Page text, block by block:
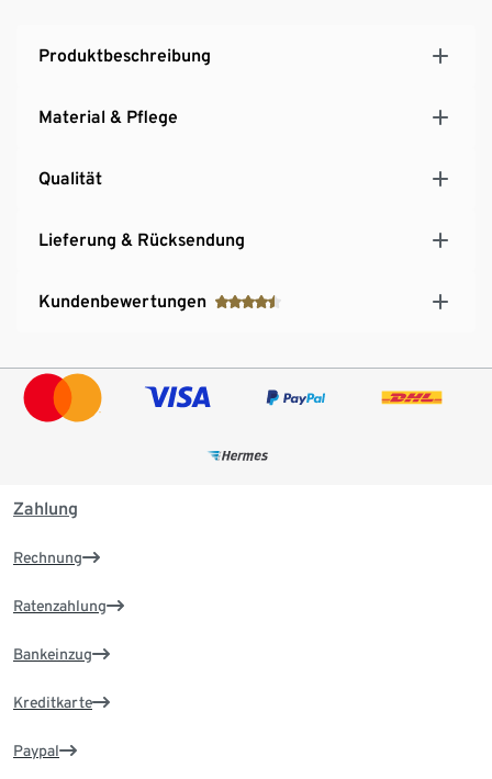
Produktbeschreibung
Material & Pflege
Qualität
Lieferung & Rücksendung
Kundenbewertungen
Zahlung
Rechnung
Ratenzahlung
Bankeinzug
Kreditkarte
Paypal